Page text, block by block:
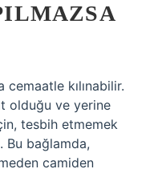
cemaatle kılınabilir.
olduğu ve yerine
tesbih etmemek
Bu bağlamda,
camiden